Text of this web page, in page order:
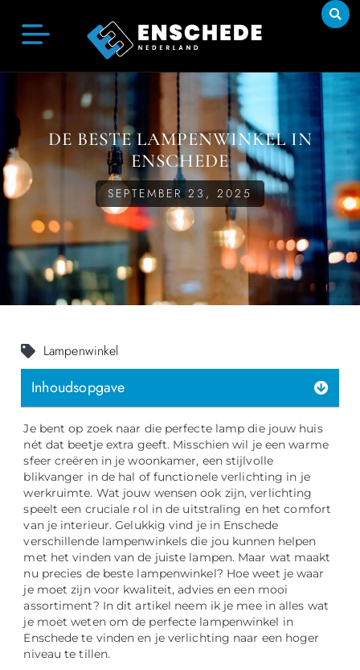
DE BESTE LAMPENWINKEL IN
ENSCHEDE
SEPTEMBER 23, 2025
Je bent op zoek naar die perfecte lamp die jouw huis
nét dat beetje extra geeft. Misschien wil je een warme
sfeer creëren in je woonkamer, een stijlvolle
blikvanger in de hal of functionele verlichting in je
werkruimte. Wat jouw wensen ook zijn, verlichting
speelt een cruciale rol in de uitstraling en het comfort
van je interieur. Gelukkig vind je in Enschede
verschillende lampenwinkels die jou kunnen helpen
met het vinden van de juiste lampen. Maar wat maakt
nu precies de beste lampenwinkel? Hoe weet je waar
je moet zijn voor kwaliteit, advies en een mooi
assortiment? In dit artikel neem ik je mee in alles wat
je moet weten om de perfecte lampenwinkel in
Enschede te vinden en je verlichting naar een hoger
niveau te tillen.
Lampenwinkel
Inhoudsopgave